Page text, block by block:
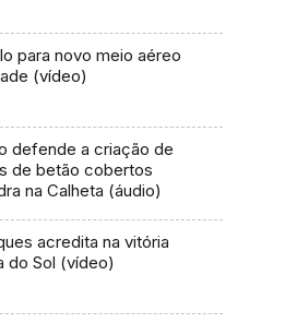
para novo meio aéreo
(vídeo)
defende a criação de
de betão cobertos
na Calheta (áudio)
acredita na vitória
do Sol (vídeo)